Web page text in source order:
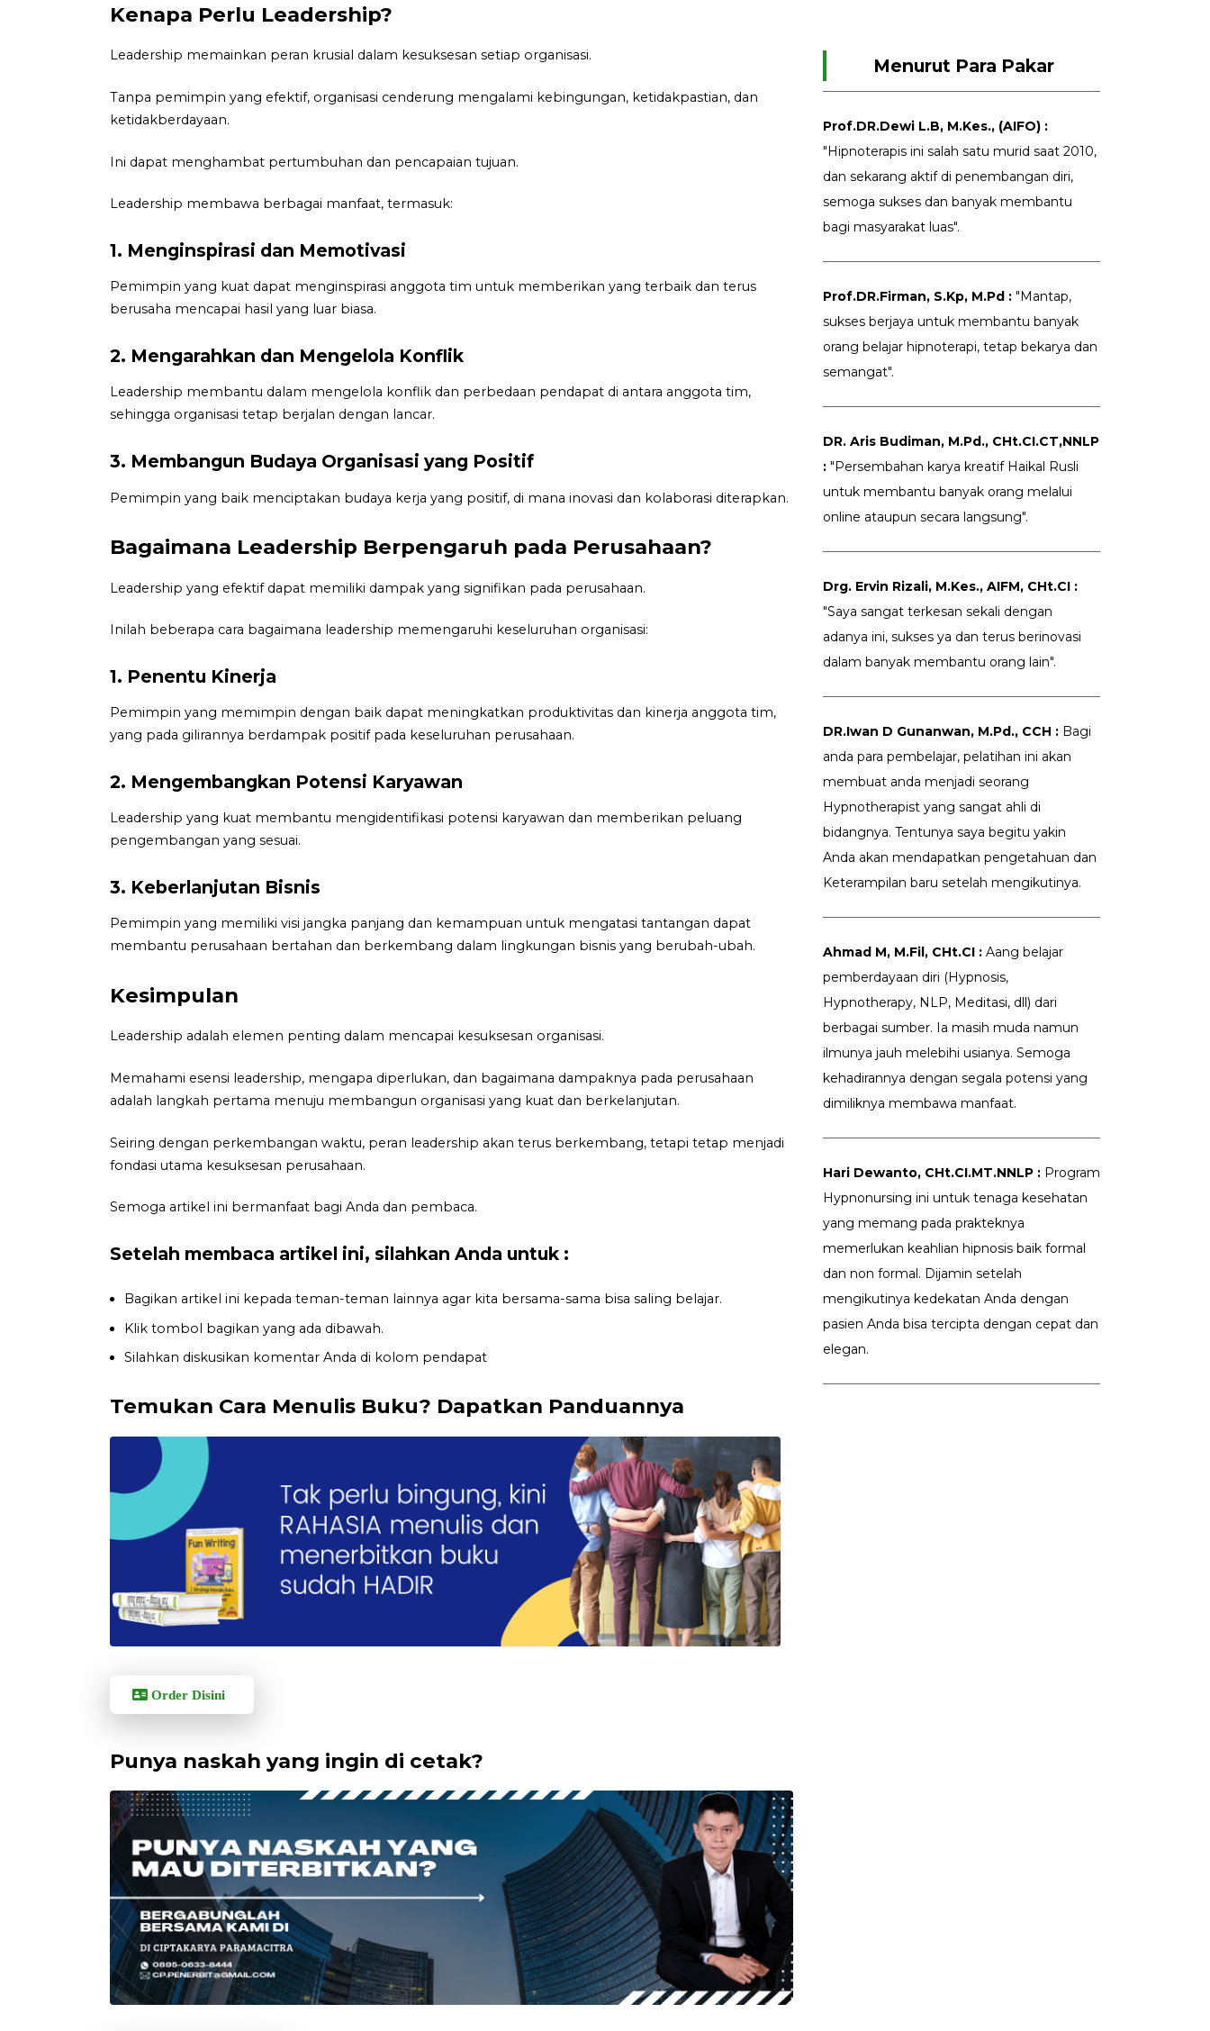
Kenapa Perlu Leadership?
Leadership memainkan peran krusial dalam kesuksesan setiap organisasi.
Tanpa pemimpin yang efektif, organisasi cenderung mengalami kebingungan, ketidakpastian, dan
ketidakberdayaan.
Ini dapat menghambat pertumbuhan dan pencapaian tujuan.
Leadership membawa berbagai manfaat, termasuk:
1. Menginspirasi dan Memotivasi
Pemimpin yang kuat dapat menginspirasi anggota tim untuk memberikan yang terbaik dan terus
berusaha mencapai hasil yang luar biasa.
2. Mengarahkan dan Mengelola Konflik
Leadership membantu dalam mengelola konflik dan perbedaan pendapat di antara anggota tim,
sehingga organisasi tetap berjalan dengan lancar.
3. Membangun Budaya Organisasi yang Positif
Pemimpin yang baik menciptakan budaya kerja yang positif, di mana inovasi dan kolaborasi diterapkan.
Bagaimana Leadership Berpengaruh pada Perusahaan?
Leadership yang efektif dapat memiliki dampak yang signifikan pada perusahaan.
Inilah beberapa cara bagaimana leadership memengaruhi keseluruhan organisasi:
1. Penentu Kinerja
Pemimpin yang memimpin dengan baik dapat meningkatkan produktivitas dan kinerja anggota tim,
yang pada gilirannya berdampak positif pada keseluruhan perusahaan.
2. Mengembangkan Potensi Karyawan
Leadership yang kuat membantu mengidentifikasi potensi karyawan dan memberikan peluang
pengembangan yang sesuai.
3. Keberlanjutan Bisnis
Pemimpin yang memiliki visi jangka panjang dan kemampuan untuk mengatasi tantangan dapat
membantu perusahaan bertahan dan berkembang dalam lingkungan bisnis yang berubah-ubah.
Kesimpulan
Leadership adalah elemen penting dalam mencapai kesuksesan organisasi.
Memahami esensi leadership, mengapa diperlukan, dan bagaimana dampaknya pada perusahaan
adalah langkah pertama menuju membangun organisasi yang kuat dan berkelanjutan.
Seiring dengan perkembangan waktu, peran leadership akan terus berkembang, tetapi tetap menjadi
fondasi utama kesuksesan perusahaan.
Semoga artikel ini bermanfaat bagi Anda dan pembaca.
Setelah membaca artikel ini, silahkan Anda untuk :
Bagikan artikel ini kepada teman-teman lainnya agar kita bersama-sama bisa saling belajar.
Klik tombol bagikan yang ada dibawah.
Silahkan diskusikan komentar Anda di kolom pendapat
Temukan Cara Menulis Buku? Dapatkan Panduannya
Order Disini
Punya naskah yang ingin di cetak?
Menurut Para Pakar
Prof.DR.Dewi L.B, M.Kes., (AIFO) :
"Hipnoterapis ini salah satu murid saat 2010,
dan sekarang aktif di penembangan diri,
semoga sukses dan banyak membantu
bagi masyarakat luas".
Prof.DR.Firman, S.Kp, M.Pd : "Mantap,
sukses berjaya untuk membantu banyak
orang belajar hipnoterapi, tetap bekarya dan
semangat".
DR. Aris Budiman, M.Pd., CHt.CI.CT,NNLP
: "Persembahan karya kreatif Haikal Rusli
untuk membantu banyak orang melalui
online ataupun secara langsung".
Drg. Ervin Rizali, M.Kes., AIFM, CHt.CI :
"Saya sangat terkesan sekali dengan
adanya ini, sukses ya dan terus berinovasi
dalam banyak membantu orang lain".
DR.Iwan D Gunanwan, M.Pd., CCH : Bagi
anda para pembelajar, pelatihan ini akan
membuat anda menjadi seorang
Hypnotherapist yang sangat ahli di
bidangnya. Tentunya saya begitu yakin
Anda akan mendapatkan pengetahuan dan
Keterampilan baru setelah mengikutinya.
Ahmad M, M.Fil, CHt.CI : Aang belajar
pemberdayaan diri (Hypnosis,
Hypnotherapy, NLP, Meditasi, dll) dari
berbagai sumber. Ia masih muda namun
ilmunya jauh melebihi usianya. Semoga
kehadirannya dengan segala potensi yang
dimiliknya membawa manfaat.
Hari Dewanto, CHt.CI.MT.NNLP : Program
Hypnonursing ini untuk tenaga kesehatan
yang memang pada prakteknya
memerlukan keahlian hipnosis baik formal
dan non formal. Dijamin setelah
mengikutinya kedekatan Anda dengan
pasien Anda bisa tercipta dengan cepat dan
elegan.